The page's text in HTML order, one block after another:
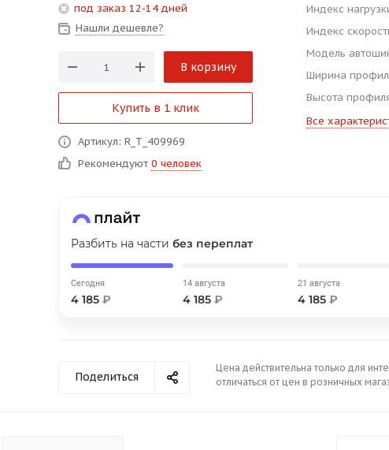
под заказ 12-14 дней
Нашли дешевле?
В корзину
Купить в 1 клик
Артикул: R_T_409969
Рекомендуют 0 человек
Индекс
Индекс
Модель
Ширина
Высота
Все
Разбить на части без переплат
Сегодня
4 185 ₽
14 августа
4 185 ₽
21 августа
4 185 ₽
Поделиться
Цена действительна только для
отличаться от цен в розничных
переплат
в корзину